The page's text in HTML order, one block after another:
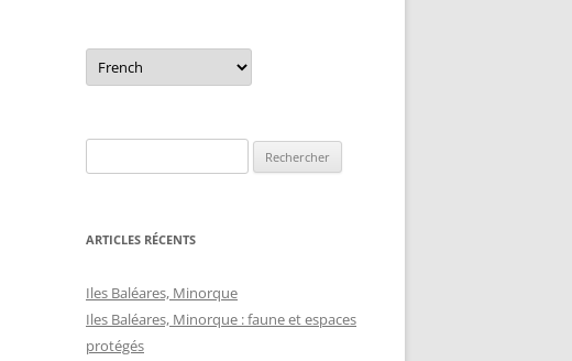
ARTICLES RÉCENTS
Iles Baléares, Minorque
Iles Baléares, Minorque : faune et espaces
protégés